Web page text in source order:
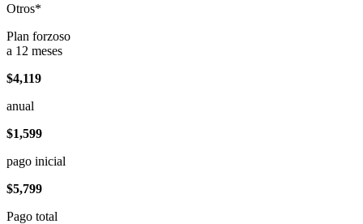
Otros*
Plan forzoso
a 12 meses
$4,119
anual
$1,599
pago inicial
$5,799
Pago total